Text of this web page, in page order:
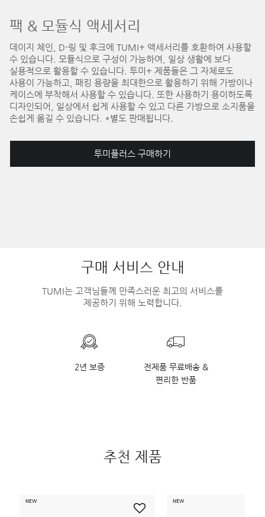
팩 & 모듈식 액세서리
데이지 체인, D-링 및 후크에 TUMI+ 액세서리를 호환하여 사용할
수 있습니다. 모듈식으로 구성이 가능하여, 일상 생활에 보다
실용적으로 활용할 수 있습니다. 투미+ 제품들은 그 자체로도
사용이 가능하고, 패킹 용량을 최대한으로 활용하기 위해 가방이나
케이스에 부착해서 사용할 수 있습니다. 또한 사용하기 용이하도록
디자인되어, 일상에서 쉽게 사용할 수 있고 다른 가방으로 소지품을
손쉽게 옮길 수 있습니다. *별도 판매됩니다.
투미플러스 구매하기
구매 서비스 안내
TUMI는 고객님들께 만족스러운 최고의 서비스를
제공하기 위해 노력합니다.
2년 보증
전제품 무료배송 &
편리한 반품
추천 제품
NEW NEW